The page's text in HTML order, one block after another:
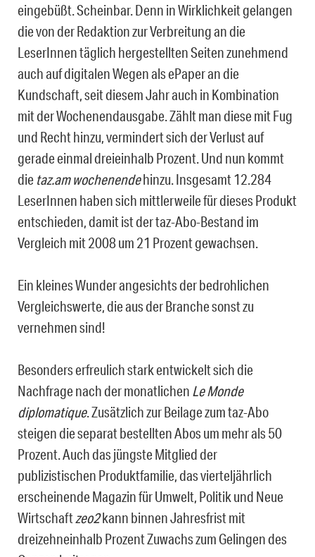
eingebüßt. Scheinbar. Denn in Wirklichkeit gelangen
die von der Redaktion zur Verbreitung an die
LeserInnen täglich hergestellten Seiten zunehmend
auch auf digitalen Wegen als ePaper an die
Kundschaft, seit diesem Jahr auch in Kombination
mit der Wochenendausgabe. Zählt man diese mit Fug
und Recht hinzu, vermindert sich der Verlust auf
gerade einmal dreieinhalb Prozent. Und nun kommt
die taz.am wochenendehinzu. Insgesamt 12.284
LeserInnen haben sich mittlerweile für dieses Produkt
entschieden, damit ist der taz-Abo-Bestand im
Vergleich mit 2008 um 21 Prozent gewachsen.
Ein kleines Wunder angesichts der bedrohlichen
Vergleichswerte, die aus der Branche sonst zu
vernehmen sind!
Besonders erfreulich stark entwickelt sich die
Nachfrage nach der monatlichen Le Monde
diplomatique. Zusätzlich zur Beilage zum taz-Abo
steigen die separat bestellten Abos um mehr als 50
Prozent. Auch das jüngste Mitglied der
publizistischen Produktfamilie, das vierteljährlich
erscheinende Magazin für Umwelt, Politik und Neue
Wirtschaftzeo2kann binnen Jahresfrist mit
dreizehneinhalb Prozent Zuwachs zum Gelingen des